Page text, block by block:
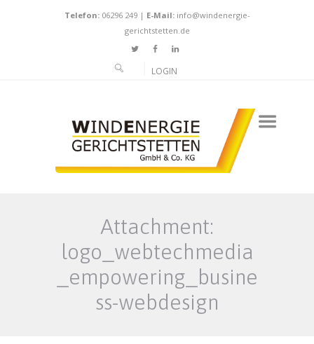
Telefon:06296 249| E-Mail: info@windenergie-
gerichtstetten.de
LOGIN
Attachment:
logo_webtechmedia
_empowering_busine
ss-webdesign